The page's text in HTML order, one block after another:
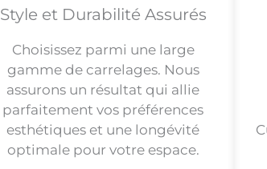
Style et Durabilité Assurés
Choisissez parmi une large
gamme de carrelages. Nous
assurons un résultat qui allie
parfaitement vos préférences
esthétiques et une longévité
optimale pour votre espace.